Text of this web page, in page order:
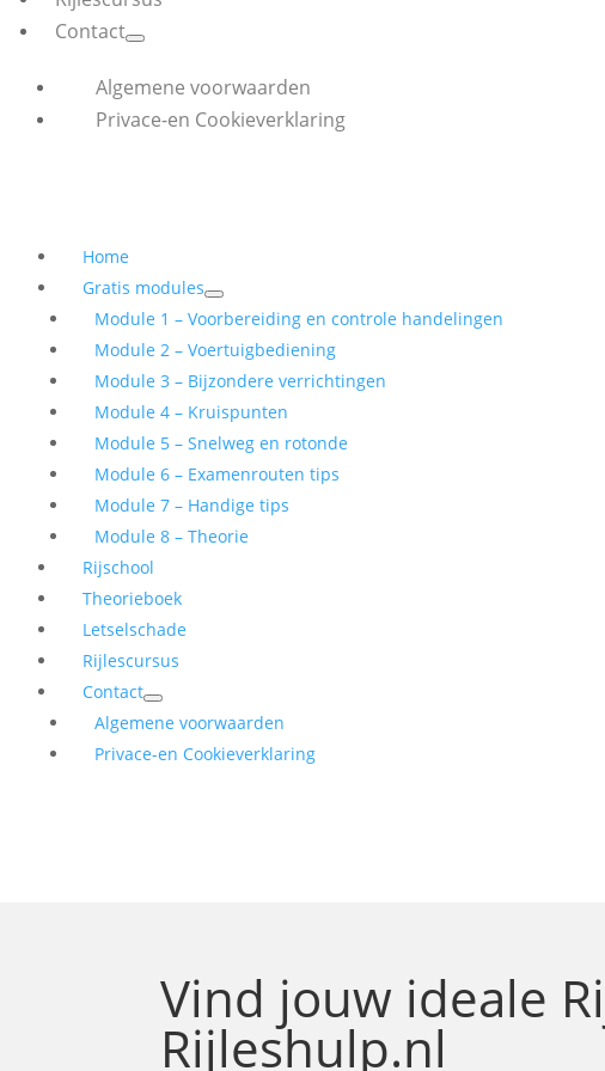
Contact
Algemene voorwaarden
Privace-en Cookieverklaring
Home
Gratis modules
Module 1 – Voorbereiding en controle handelingen
Module 2 – Voertuigbediening
Module 3 – Bijzondere verrichtingen
Module 4 – Kruispunten
Module 5 – Snelweg en rotonde
Module 6 – Examenrouten tips
Module 7 – Handige tips
Module 8 – Theorie
Rijschool
Theorieboek
Letselschade
Rijlescursus
Contact
Algemene voorwaarden
Privace-en Cookieverklaring
Vind jouw ideale
Rijleshulp.nl